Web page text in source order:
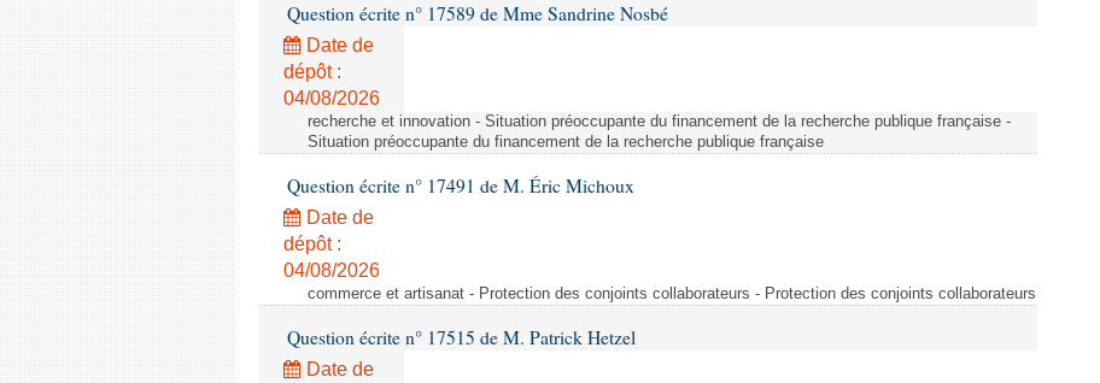
Question écrite n° 17589 de Mme Sandrine Nosbé
Date de
dépôt :
04/08/2026
recherche et innovation - Situation préoccupante du financement de la recherche publique française -
Situation préoccupante du financement de la recherche publique française
Question écrite n° 17491 de M. Éric Michoux
Date de
dépôt :
04/08/2026
commerce et artisanat - Protection des conjoints collaborateurs - Protection des conjoints collaborateurs
Question écrite n° 17515 de M. Patrick Hetzel
Date de